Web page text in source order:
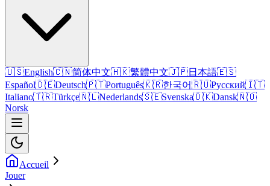
🇺🇸English🇨🇳简体中文🇭🇰繁體中文🇯🇵日本語🇪🇸
Español🇩🇪Deutsch🇵🇹Português🇰🇷한국어🇷🇺Русский🇮🇹
Italiano🇹🇷Türkçe🇳🇱Nederlands🇸🇪Svenska🇩🇰Dansk🇳🇴
Norsk
Accueil
Jouer